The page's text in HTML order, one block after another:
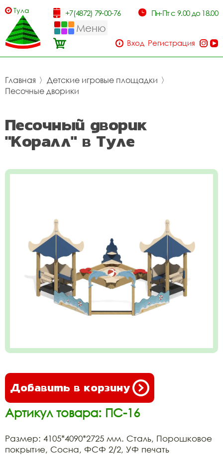
Тула +7(4872) 79-00-76 Пн-Пт с 9.00 до 18.00
Меню
Вход Регистрация
Главная 〉 Детские игровые площадки 〉
Песочные дворики
Песочный дворик
"Коралл" в Туле
Добавить в корзину
Артикул товара: ПС-16
Размер: 4105*4090*2725 мм. Сталь, Порошковое
покрытие, Сосна, ФСФ 2/2, УФ печать